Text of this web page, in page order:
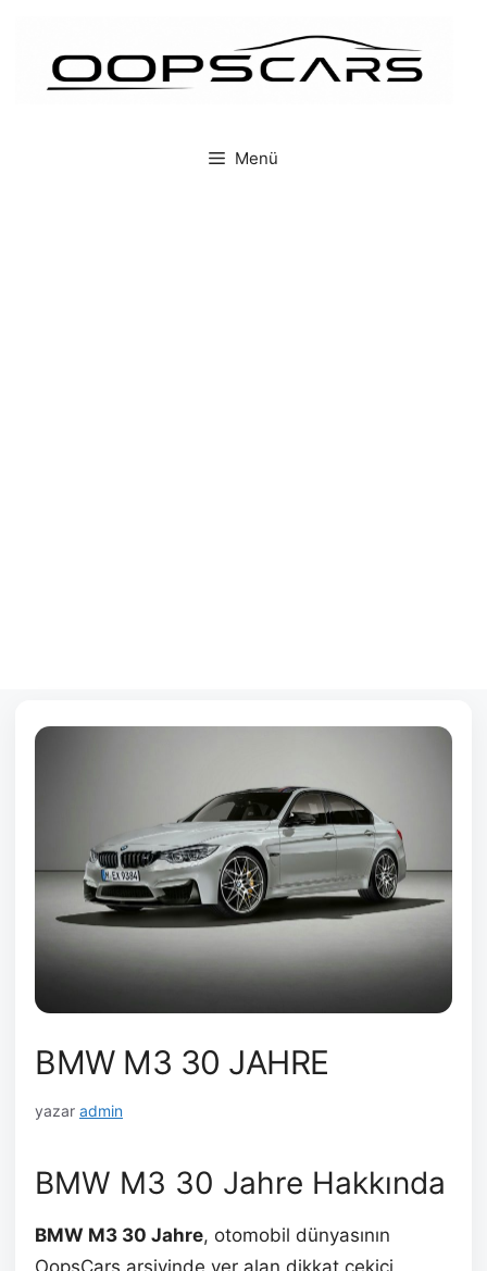
Menü
BMW M3 30 JAHRE
yazar admin
BMW M3 30 Jahre Hakkında
BMW M3 30 Jahre, otomobil dünyasının